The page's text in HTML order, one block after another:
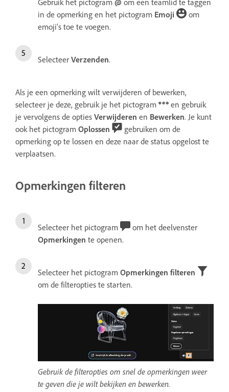
Gebruik het pictogram @ om een teamlid te taggen
in de opmerking en het pictogram Emoji
om
emoji's toe te voegen.
Selecteer Verzenden.
Als je een opmerking wilt verwijderen of bewerken,
selecteer je deze, gebruik je het pictogram
en gebruik
je vervolgens de opties Verwijderen en Bewerken. Je kunt
ook het pictogram Oplossen
gebruiken om de
opmerking op te lossen en deze naar de status opgelost te
verplaatsen.
Opmerkingen filteren
Selecteer het pictogram
om het deelvenster
Opmerkingen te openen.
Selecteer het pictogram Opmerkingen filteren
om de filteropties te starten.
Gebruik de filteropties om snel de opmerkingen weer
te geven die je wilt bekijken en bewerken.